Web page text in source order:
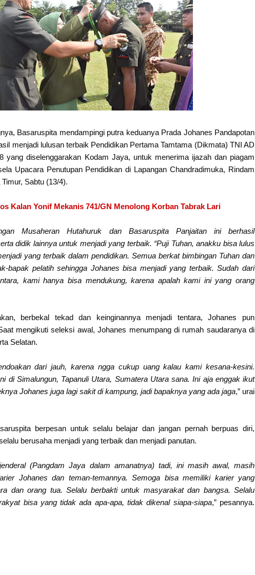
Basaruspita mendampingi putra keduanya Prada Johanes Pandapotan
menjadi lulusan terbaik Pendidikan Pertama Tamtama (Dikmata) TNI AD
yang diselenggarakan Kodam Jaya, untuk menerima ijazah dan piagam
Upacara Penutupan Pendidikan di Lapangan Chandradimuka, Rindam
Sabtu (13/4).
Kalan Yonif Mekanis 741/GN Menolong Korban Tabrak Lari
Musaheran Hutahuruk dan Basaruspita Panjaitan ini berhasil
didik lainnya untuk menjadi yang terbaik. “Puji Tuhan, anakku bisa lulus
yang terbaik dalam pendidikan. Semua berkat bimbingan Tuhan dan
bapak pelatih sehingga Johanes bisa menjadi yang terbaik. Sudah dari
kami hanya bisa mendukung, karena apalah kami ini yang orang
berbekal tekad dan keinginannya menjadi tentara, Johanes pun
mengikuti seleksi awal, Johanes menumpang di rumah saudaranya di
Selatan.
dari jauh, karena ngga cukup uang kalau kami kesana-kesini.
di Simalungun, Tapanuli Utara, Sumatera Utara sana. Ini aja enggak ikut
Johanes juga lagi sakit di kampung, jadi bapaknya yang ada jaga,” urai
berpesan untuk selalu belajar dan jangan pernah berpuas diri,
berusaha menjadi yang terbaik dan menjadi panutan.
(Pangdam Jaya dalam amanatnya) tadi, ini masih awal, masih
Johanes dan teman-temannya. Semoga bisa memiliki karier yang
dan orang tua. Selalu berbakti untuk masyarakat dan bangsa. Selalu
bisa yang tidak ada apa-apa, tidak dikenal siapa-siapa,” pesannya.